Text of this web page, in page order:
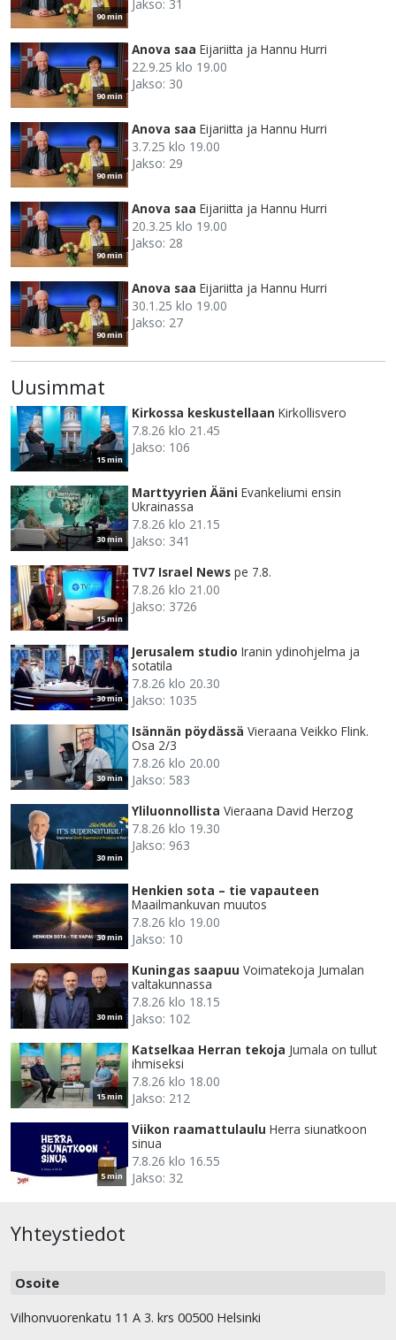
90 min
Jakso: 31
90 min
Anova saa Eijariitta ja Hannu Hurri
22.9.25 klo 19.00
Jakso: 30
90 min
Anova saa Eijariitta ja Hannu Hurri
3.7.25 klo 19.00
Jakso: 29
90 min
Anova saa Eijariitta ja Hannu Hurri
20.3.25 klo 19.00
Jakso: 28
90 min
Anova saa Eijariitta ja Hannu Hurri
30.1.25 klo 19.00
Jakso: 27
Uusimmat
15 min
Kirkossa keskustellaan Kirkollisvero
7.8.26 klo 21.45
Jakso: 106
30 min
Marttyyrien Ääni Evankeliumi ensin
Ukrainassa
7.8.26 klo 21.15
Jakso: 341
15 min
TV7 Israel News pe 7.8.
7.8.26 klo 21.00
Jakso: 3726
30 min
Jerusalem studio Iranin ydinohjelma ja
sotatila
7.8.26 klo 20.30
Jakso: 1035
30 min
Isännän pöydässä Vieraana Veikko Flink.
Osa 2/3
7.8.26 klo 20.00
Jakso: 583
30 min
Yliluonnollista Vieraana David Herzog
7.8.26 klo 19.30
Jakso: 963
30 min
Henkien sota – tie vapauteen
Maailmankuvan muutos
7.8.26 klo 19.00
Jakso: 10
30 min
Kuningas saapuu Voimatekoja Jumalan
valtakunnassa
7.8.26 klo 18.15
Jakso: 102
15 min
Katselkaa Herran tekoja Jumala on tullut
ihmiseksi
7.8.26 klo 18.00
Jakso: 212
5 min
Viikon raamattulaulu Herra siunatkoon
sinua
7.8.26 klo 16.55
Jakso: 32
Yhteystiedot
Osoite
Vilhonvuorenkatu 11 A 3. krs 00500 Helsinki